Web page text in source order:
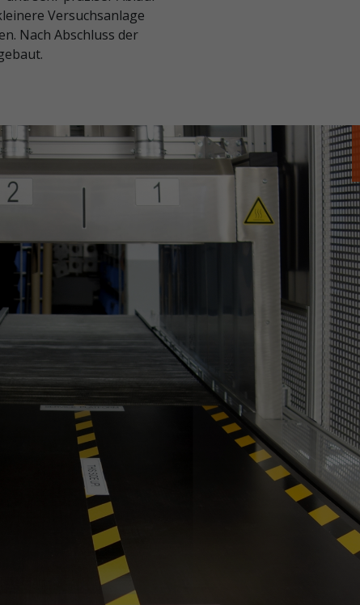
Versuchsanlage
Nach Abschluss der